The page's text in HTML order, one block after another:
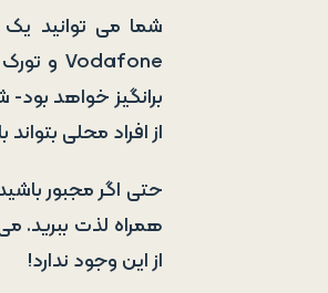
شما می توانید یک سیم
از افراد محلی
حتی اگر مجبور
از این وجود ندارد!